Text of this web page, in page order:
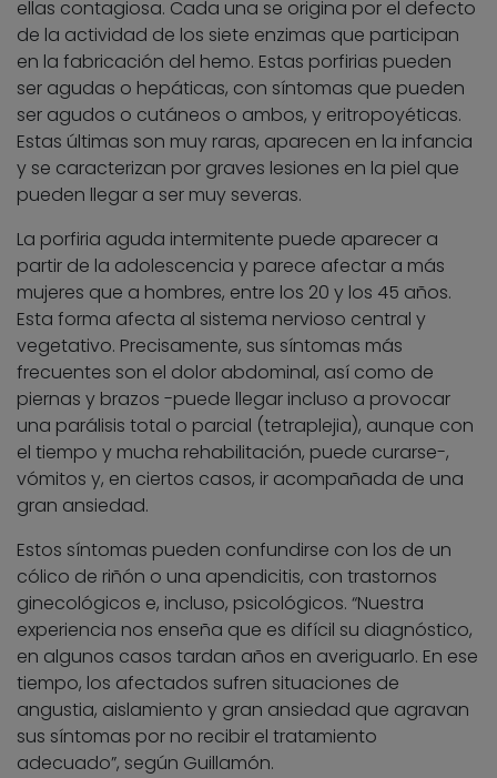
ellas contagiosa. Cada una se origina por el defecto
de la actividad de los siete enzimas que participan
en la fabricación del hemo. Estas porfirias pueden
ser agudas o hepáticas, con síntomas que pueden
ser agudos o cutáneos o ambos, y eritropoyéticas.
Estas últimas son muy raras, aparecen en la infancia
y se caracterizan por graves lesiones en la piel que
pueden llegar a ser muy severas.
La porfiria aguda intermitente puede aparecer a
partir de la adolescencia y parece afectar a más
mujeres que a hombres, entre los 20 y los 45 años.
Esta forma afecta al sistema nervioso central y
vegetativo. Precisamente, sus síntomas más
frecuentes son el dolor abdominal, así como de
piernas y brazos -puede llegar incluso a provocar
una parálisis total o parcial (tetraplejia), aunque con
el tiempo y mucha rehabilitación, puede curarse-,
vómitos y, en ciertos casos, ir acompañada de una
gran ansiedad.
Estos síntomas pueden confundirse con los de un
cólico de riñón o una apendicitis, con trastornos
ginecológicos e, incluso, psicológicos. “Nuestra
experiencia nos enseña que es difícil su diagnóstico,
en algunos casos tardan años en averiguarlo. En ese
tiempo, los afectados sufren situaciones de
angustia, aislamiento y gran ansiedad que agravan
sus síntomas por no recibir el tratamiento
adecuado”, según Guillamón.